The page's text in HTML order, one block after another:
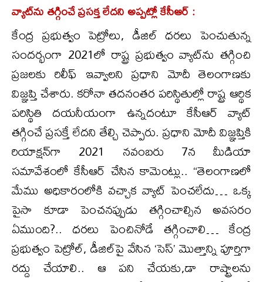
వ్యాట్‌ను తగ్గించే ప్రసక్త లేదని అప్పట్లో కేసీఆర్ :
కేంద్ర ప్రభుత్వం పెట్రోలు, డీజిల్ ధరలు పెంచుతున్న
సందర్భంగా 2021లో రాష్ట్ర ప్రభుత్వం వ్యాట్‌ను తగ్గించి
ప్రజలకు రిలీఫ్ ఇవ్వాలని ప్రధాని మోదీ తెలంగాణకు
విజ్ఞప్తి చేశారు. కరోనా తదనంతర పరిస్థితుల్లో రాష్ట్ర ఆర్థిక
పరిస్థితి దయనీయంగా ఉన్నదంటూ కేసీఆర్ వ్యాట్
తగ్గించే ప్రసక్తే లేదని తేల్చి చెప్పారు. ప్రధాని మోదీ విజ్ఞప్తికి
రియాక్షన్‌గా 2021 నవంబరు 7న మీడియా
సమావేశంలో కేసీఆర్ చేసిన కామెంట్లు.. “తెలంగాణలో
మేము అధికారంలోకి వచ్చాక వ్యాట్ పెంచలేదు… ఒక్క
పైసా కూడా పెంచనప్పుడు తగ్గించాల్సిన అవసరం
ఏముంది?.. ధరలు పెంచినోడే తగ్గించాలి… కేంద్ర
ప్రభుత్వం పెట్రోల్, డీజిల్‌పై వేసిన ‘సెస్’ మొత్తాన్ని పూర్తిగా
రద్దు చేయాలి.. ఆ పని చేయకు,డా రాష్ట్రాలను